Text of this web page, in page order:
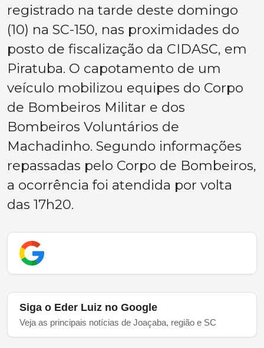
registrado na tarde deste domingo
(10) na SC-150, nas proximidades do
posto de fiscalização da CIDASC, em
Piratuba. O capotamento de um
veículo mobilizou equipes do Corpo
de Bombeiros Militar e dos
Bombeiros Voluntários de
Machadinho. Segundo informações
repassadas pelo Corpo de Bombeiros,
a ocorrência foi atendida por volta
das 17h20.
Siga o Eder Luiz no Google
Veja as principais notícias de Joaçaba, região e SC